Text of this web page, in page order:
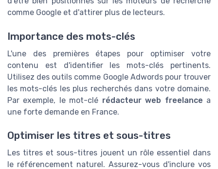
comme Google et d'attirer plus de lecteurs.
Importance des mots-clés
L'une des premières étapes pour optimiser votre
contenu est d'identifier les mots-clés pertinents.
Utilisez des outils comme Google Adwords pour trouver
les mots-clés les plus recherchés dans votre domaine.
Par exemple, le mot-clé rédacteur web freelance a
une forte demande en France.
Optimiser les titres et sous-titres
Les titres et sous-titres jouent un rôle essentiel dans
le référencement naturel. Assurez-vous d'inclure vos